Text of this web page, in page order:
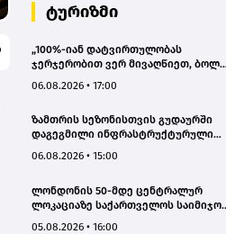
ტურიზმი
„100%-იან დატვირთულობას
ჯერჯერობით ვერ მივაღწიეთ,
გაუქმდა“ - Kobuleti Beach Club
06.08.2026 • 17:00
ზამთრის სეზონისთვის გუდაურში
დაგეგმილი ინფრასტრუქტურული
გუდაურის ტურისტული
დარსალია
06.08.2026 • 15:00
ლონდონის 50-მდე ცენტრალურ
ლოკაციაზე საქართველოს საიმიჯო
05.08.2026 • 16:00